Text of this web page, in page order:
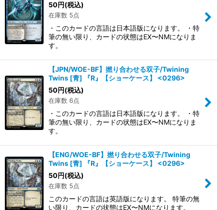
50円(税込)
在庫数 5点
・このカードの言語は日本語版になります。 ・特
筆の無い限り、カードの状態はEX〜NMになりま
す。
【JPN/WOE-BF】撚り合わせる双子/Twining
Twins [青] 『R』【ショーケース】 <0296>
50円(税込)
在庫数 6点
・このカードの言語は日本語版になります。 ・特
筆の無い限り、カードの状態はEX〜NMになりま
す。
【ENG/WOE-BF】撚り合わせる双子/Twining
Twins [青] 『R』【ショーケース】 <0296>
50円(税込)
在庫数 5点
このカードの言語は英語版になります。 特筆の無
い限り、カードの状態はEX〜NMになります。